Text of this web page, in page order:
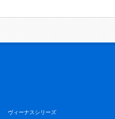
ヴィーナスシリーズ